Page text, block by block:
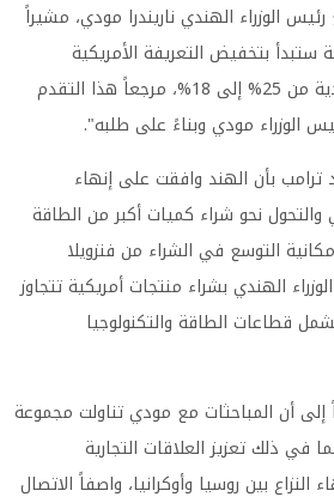
الوزراء الهندي ناريندرا مودي، مشيراً
ستبدأ بتخفيض التعريفة الأمريكية
المطبقة على السلع الهندية من 25% إلى 18%، مرجعاً هذا التقدم
الوزراء مودي وبناءً على طلبه".
ترامب بأن الهند وافقت على إنهاء
والتحول نحو شراء كميات أكبر من الطاقة
التوسع في الشراء من فنزويلا
الهندي بشراء منتجات أمريكية تتجاوز
دولار، تشمل قطاعات الطاقة والتكنولوجيا
إلى أن المباحثات مع مودي تناولت مجموعة
في ذلك تعزيز العلاقات التجارية
النزاع بين روسيا وأوكرانيا، واصفاً الاتصال